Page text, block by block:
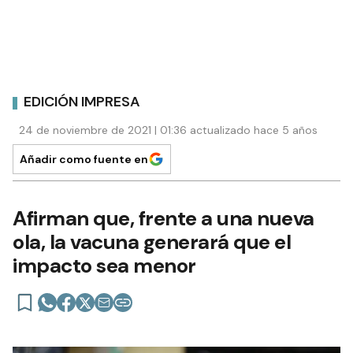
EDICIÓN IMPRESA
24 de noviembre de 2021 | 01:36 actualizado hace 5 años
Añadir como fuente en
Afirman que, frente a una nueva
ola, la vacuna generará que el
impacto sea menor